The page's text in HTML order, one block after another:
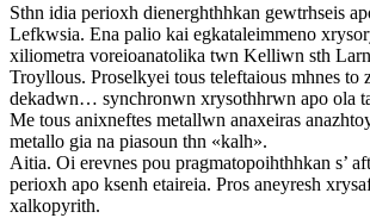
Sthn idia perioxh dienerghthhkan gewtrhseis
Lefkwsia. Ena palio kai egkataleimmeno
xiliometra voreioanatolika twn Kelliwn sth
Troyllous. Proselkyei tous teleftaious mhnes to
dekadwn… synchronwn xrysothhrwn apo ola
Me tous anixneftes metallwn anaxeiras
metallo gia na piasoun thn «kalh».
Aitia. Oi erevnes pou pragmatopoihthhkan s’
perioxh apo ksenh etaireia. Pros aneyresh
xalkopyrith.